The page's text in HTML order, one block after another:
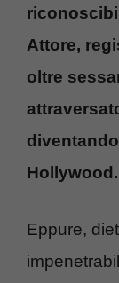
Attore,
oltre
Hollywood.
Eppure,